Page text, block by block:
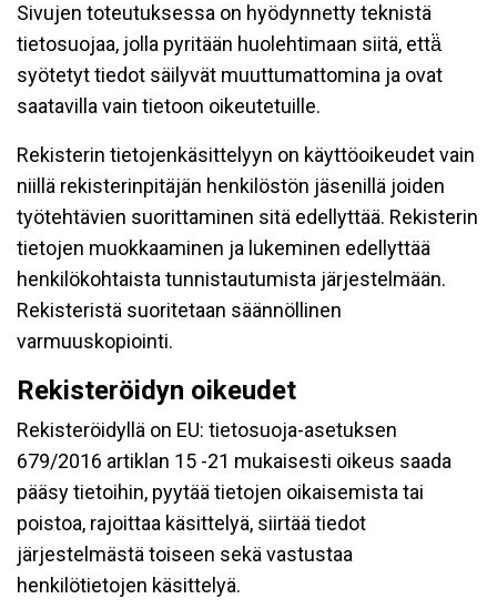
Sivujen toteutuksessa on hyödynnetty teknistä
tietosuojaa, jolla pyritään huolehtimaan siitä, että̈
syötetyt tiedot säilyvät muuttumattomina ja ovat
saatavilla vain tietoon oikeutetuille.
Rekisterin tietojenkäsittelyyn on käyttöoikeudet vain
niillä rekisterinpitäjän henkilöstön jäsenillä joiden
työtehtävien suorittaminen sitä edellyttää. Rekisterin
tietojen muokkaaminen ja lukeminen edellyttää
henkilökohtaista tunnistautumista järjestelmään.
Rekisteristä suoritetaan säännöllinen
varmuuskopiointi.
Rekisteröidyn oikeudet
Rekisteröidyllä on EU: tietosuoja-asetuksen
679/2016 artiklan 15 -21 mukaisesti oikeus saada
pääsy tietoihin, pyytää tietojen oikaisemista tai
poistoa, rajoittaa käsittelyä, siirtää tiedot
järjestelmästä toiseen sekä vastustaa
henkilötietojen käsittelyä.